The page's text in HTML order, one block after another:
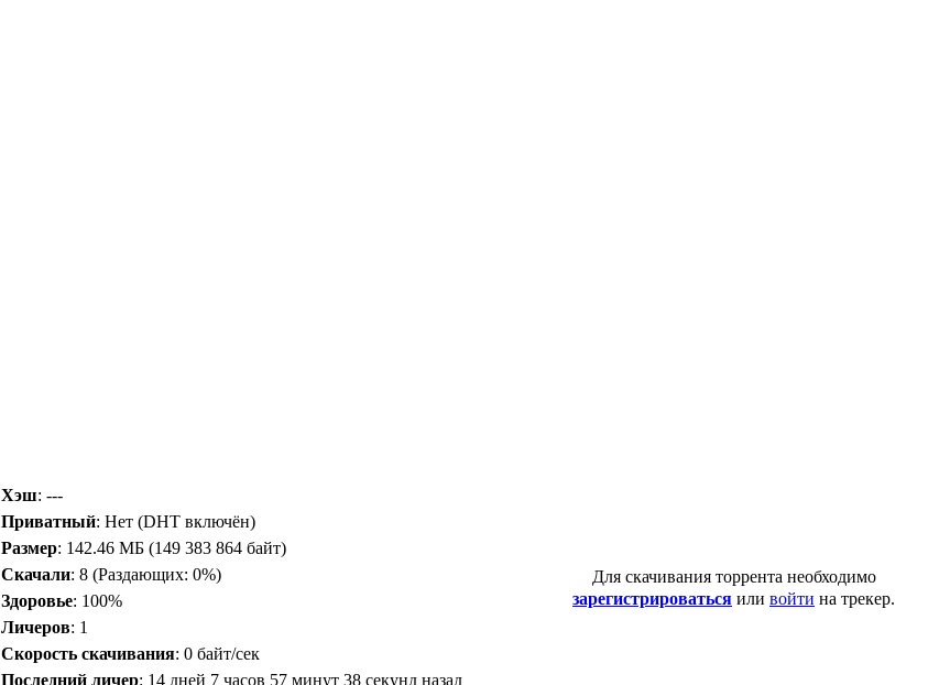
Хэш: ---
Приватный: Нет (DHT включён)
Размер: 142.46 МБ (149 383 864 байт)
Скачали: 8 (Раздающих: 0%)
Здоровье: 100%
Личеров: 1
Скорость скачивания: 0 байт/сек
Последний личер: 14 дней 7 часов 57 минут 38 секунд назад
Для скачивания торрента необходимо
зарегистрироваться или войти на трекер.